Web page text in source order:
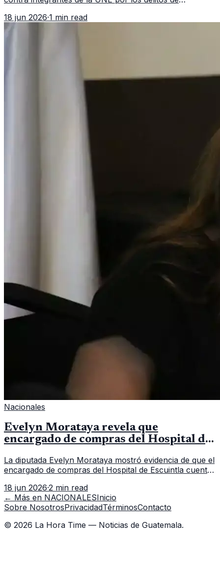
18 jun 2026·1 min read
Nacionales
Evelyn Morataya revela que
encargado de compras del Hospital de
La diputada Evelyn Morataya mostró evidencia de que el
encargado de compras del Hospital de Escuintla cuenta
capacitación en la capital.
18 jun 2026·2 min read
← Más en NACIONALESInicio
Sobre NosotrosPrivacidadTérminosContacto
© 2026 La Hora Time — Noticias de Guatemala.